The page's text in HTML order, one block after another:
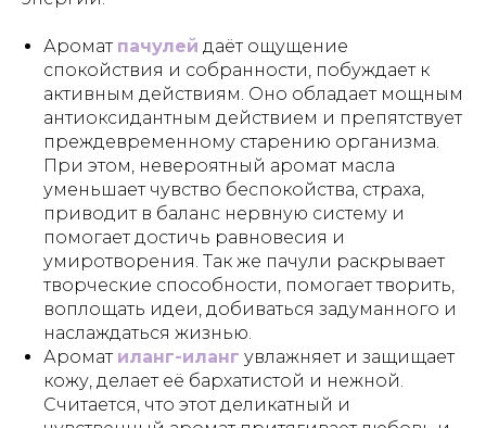
Аромат пачулей даёт ощущение
спокойствия и собранности, побуждает к
активным действиям. Оно обладает мощным
антиоксидантным действием и препятствует
преждевременному старению организма.
При этом, невероятный аромат масла
уменьшает чувство беспокойства, страха,
приводит в баланс нервную систему и
помогает достичь равновесия и
умиротворения. Так же пачули раскрывает
творческие способности, помогает творить,
воплощать идеи, добиваться задуманного и
наслаждаться жизнью.
Аромат иланг-иланг увлажняет и защищает
кожу, делает её бархатистой и нежной.
Считается, что этот деликатный и